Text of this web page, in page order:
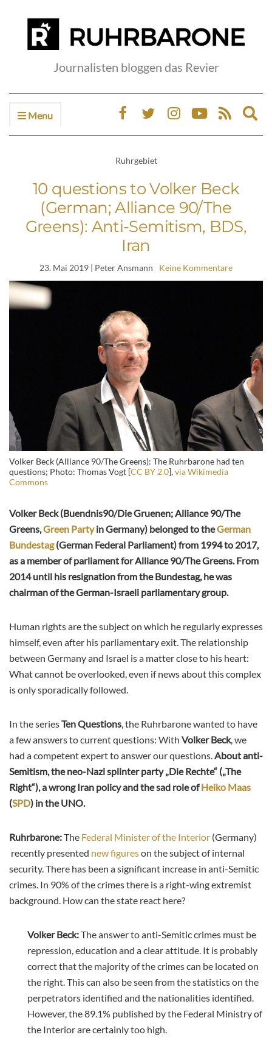
Journalisten bloggen das Revier
Menu
Ruhrgebiet
10 questions to Volker Beck
(German; Alliance 90/The
Greens): Anti-Semitism, BDS,
Iran
23. Mai 2019 | Peter Ansmann Keine Kommentare
Volker Beck (Alliance 90/The Greens): The Ruhrbarone had ten
questions; Photo: Thomas Vogt [CC BY 2.0],via Wikimedia
Commons
Volker Beck (Buendnis90/Die Gruenen; Alliance 90/The
Greens,Green Partyin Germany) belonged to theGerman
Bundestag(German Federal Parliament) from 1994 to 2017,
as a member of parliament for Alliance 90/The Greens. From
2014 until his resignation from the Bundestag, he was
chairman of the German-Israeli parliamentary group.
Human rights are the subject on which he regularly expresses
himself, even after his parliamentary exit. The relationship
between Germany and Israel is a matter close to his heart:
What cannot be overlooked, even if news about this complex
is only sporadically followed.
In the seriesTen Questions, the Ruhrbarone wanted to have
a few answers to current questions: With Volker Beck, we
had a competent expert to answer our questions.About anti-
Semitism, the neo-Nazi splinter party „Die Rechte“ („The
Right“), a wrong Iran policy and the sad role ofHeiko Maas
(SPD) in the UNO.
Ruhrbarone:The Federal Minister of the Interior (Germany)
recently presented new figureson the subject of internal
security. There has been a significant increase in anti-Semitic
crimes. In 90% of the crimes there is a right-wing extremist
background. How can the state react here?
Volker Beck:The answer to anti-Semitic crimes must be
repression, education and a clear attitude. It is probably
correct that the majority of the crimes can be located on
the right. This can also be seen from the statistics on the
perpetrators identified and the nationalities identified.
However, the 89.1% published by the Federal Ministry of
the Interior are certainly too high.